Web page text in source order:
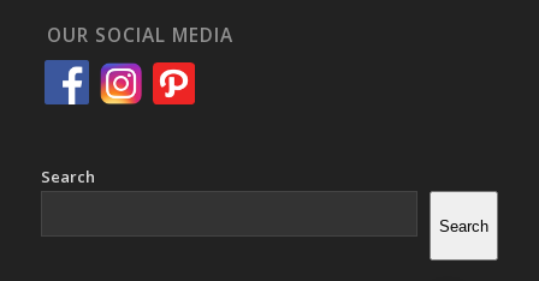
OUR SOCIAL MEDIA
Search
Search